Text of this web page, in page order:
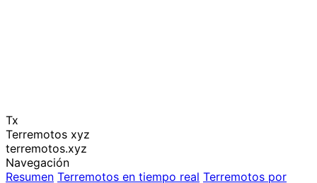
Tx
Terremotos xyz
terremotos.xyz
Navegación
Resumen Terremotos en tiempo real Terremotos por